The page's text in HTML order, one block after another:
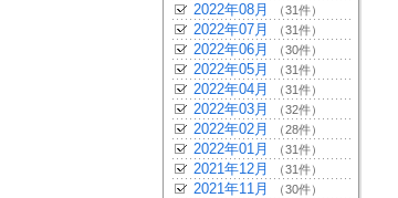
2022年08月 （31件）
2022年07月 （31件）
2022年06月 （30件）
2022年05月 （31件）
2022年04月 （31件）
2022年03月 （32件）
2022年02月 （28件）
2022年01月 （31件）
2021年12月 （31件）
2021年11月 （30件）